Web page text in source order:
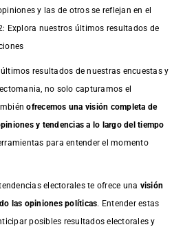
y las de otros se reflejan en el
Explora nuestros últimos resultados de
resultados de nuestras encuestasy
no solo capturamos el
ofrecemos una visión completa de
y tendencias a lo largo del tiempo
para entender el momento
electorales te ofrece una visión
las opiniones políticas. Entender estas
posibles resultados electorales y